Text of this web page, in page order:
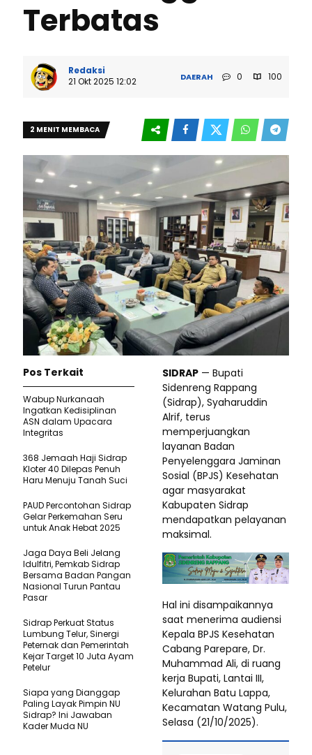
Terbatas
Redaksi
21 Okt 2025 12:02
DAERAH 0 100
2 MENIT MEMBACA
SIDRAP — Bupati
Sidenreng Rappang
(Sidrap), Syaharuddin
Alrif, terus
memperjuangkan
layanan Badan
Penyelenggara Jaminan
Sosial (BPJS) Kesehatan
agar masyarakat
Kabupaten Sidrap
mendapatkan pelayanan
maksimal.
Hal ini disampaikannya
saat menerima audiensi
Kepala BPJS Kesehatan
Cabang Parepare, Dr.
Muhammad Ali, di ruang
kerja Bupati, Lantai III,
Kelurahan Batu Lappa,
Kecamatan Watang Pulu,
Selasa (21/10/2025).
Pos Terkait
Wabup Nurkanaah
Ingatkan Kedisiplinan
ASN dalam Upacara
Integritas
368 Jemaah Haji Sidrap
Kloter 40 Dilepas Penuh
Haru Menuju Tanah Suci
PAUD Percontohan Sidrap
Gelar Perkemahan Seru
untuk Anak Hebat 2025
Jaga Daya Beli Jelang
Idulfitri, Pemkab Sidrap
Bersama Badan Pangan
Nasional Turun Pantau
Pasar
Sidrap Perkuat Status
Lumbung Telur, Sinergi
Peternak dan Pemerintah
Kejar Target 10 Juta Ayam
Petelur
Siapa yang Dianggap
Paling Layak Pimpin NU
Sidrap? Ini Jawaban
Kader Muda NU